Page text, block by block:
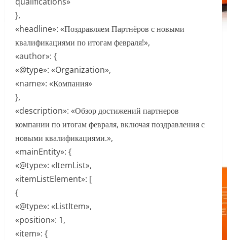
},
«headline»: «Поздравляем Партнёров с новыми
квалификациями по итогам февраля!»,
«author»: {
«@type»: «Organization»,
«name»: «Компания»
},
«description»: «Обзор достижений партнеров
компании по итогам февраля, включая поздравления с
новыми квалификациями.»,
«mainEntity»: {
«@type»: «ItemList»,
«itemListElement»: [
{
«@type»: «ListItem»,
«position»: 1,
«item»: {